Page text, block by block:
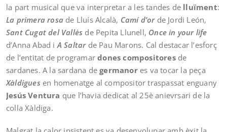
la part musical que va interpretar a les tandes de lluïment:
La primera rosa de Lluís Alcalà, Camí d’orde Jordi León,
Sant Cugat del Vallès de Pepita Llunell, Once in your life
d’Anna Abad iA Saltarde Pau Marons. Cal destacar l’esforç
de l’entitat de programardones compositoresde
sardanes. A la sardana degermanores va tocar la peça
Xàldiguesen homenatge al compositor traspassat enguany
Jesús Ventura que l’havia dedicat al 25è anievrsari de la
colla Xàldiga.